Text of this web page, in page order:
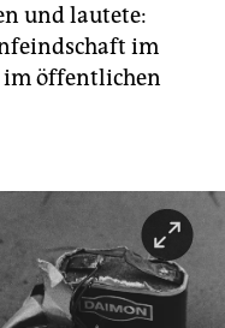
und lautete:
im
öffentlichen